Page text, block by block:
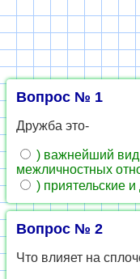
Вопрос № 1
Дружба это-
) важнейший вид
межличностных
) приятельские
Вопрос № 2
Что влияет на